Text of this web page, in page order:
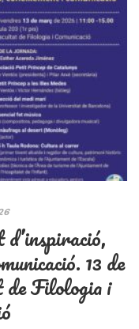
13 de
Filologia i